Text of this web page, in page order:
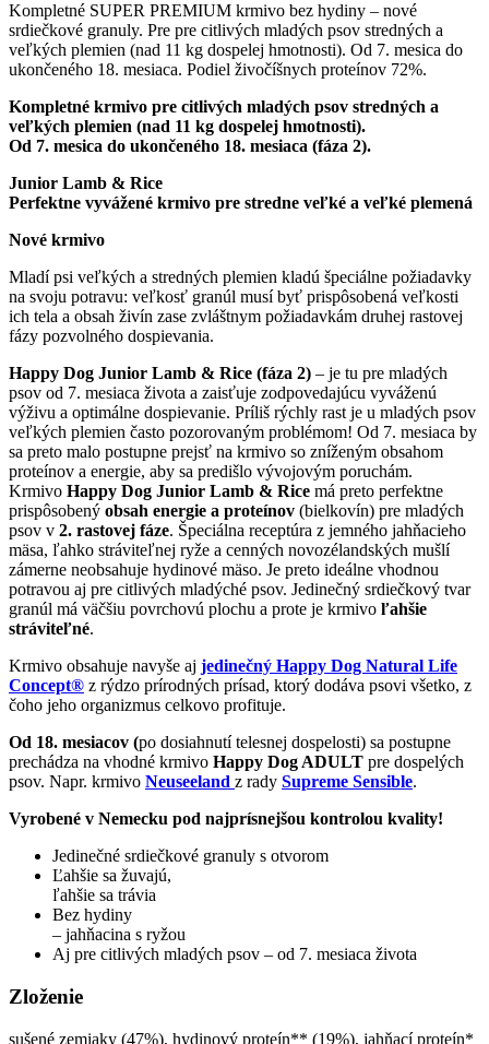
Kompletné SUPER PREMIUM krmivo bez hydiny – nové
srdiečkové granuly. Pre pre citlivých mladých psov stredných a
veľkých plemien (nad 11 kg dospelej hmotnosti). Od 7. mesica do
ukončeného 18. mesiaca. Podiel živočíšnych proteínov 72%.
Kompletné krmivo pre citlivých mladých psov stredných a
veľkých plemien (nad 11 kg dospelej hmotnosti).
Od 7. mesica do ukončeného 18. mesiaca (fáza 2).
Junior Lamb & Rice
Perfektne vyvážené krmivo pre stredne veľké a veľké plemená
Nové krmivo
Mladí psi veľkých a stredných plemien kladú špeciálne požiadavky
na svoju potravu: veľkosť granúl musí byť prispôsobená veľkosti
ich tela a obsah živín zase zvláštnym požiadavkám druhej rastovej
fázy pozvolného dospievania.
Happy Dog Junior Lamb & Rice (fáza 2) – je tu pre mladých
psov od 7. mesiaca života a zaisťuje zodpovedajúcu vyváženú
výživu a optimálne dospievanie. Príliš rýchly rast je u mladých psov
veľkých plemien často pozorovaným problémom! Od 7. mesiaca by
sa preto malo postupne prejsť na krmivo so zníženým obsahom
proteínov a energie, aby sa predišlo vývojovým poruchám.
Krmivo Happy Dog Junior Lamb & Rice má preto perfektne
prispôsobený obsah energie a proteínov (bielkovín) pre mladých
psov v 2. rastovej fáze. Špeciálna receptúra z jemného jahňacieho
mäsa, ľahko stráviteľnej ryže a cenných novozélandských mušlí
zámerne neobsahuje hydinové mäso. Je preto ideálne vhodnou
potravou aj pre citlivých mladýché psov. Jedinečný srdiečkový tvar
granúl má väčšiu povrchovú plochu a prote je krmivo ľahšie
stráviteľné.
Krmivo obsahuje navyše aj jedinečný Happy Dog Natural Life
Concept® z rýdzo prírodných prísad, ktorý dodáva psovi všetko, z
čoho jeho organizmus celkovo profituje.
Od 18. mesiacov (po dosiahnutí telesnej dospelosti) sa postupne
prechádza na vhodné krmivo Happy Dog ADULT pre dospelých
psov. Napr. krmivo Neuseeland z rady Supreme Sensible.
Vyrobené v Nemecku pod najprísnejšou kontrolou kvality!
Jedinečné srdiečkové granuly s otvorom
Ľahšie sa žuvajú,
ľahšie sa trávia
Bez hydiny
– jahňacina s ryžou
Aj pre citlivých mladých psov – od 7. mesiaca života
Zloženie
sušené zemiaky (47%), hydinový proteín** (19%), jahňací proteín*